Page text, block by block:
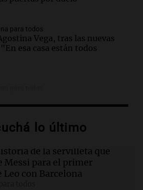
para todos
Vega, tras las nuevas
esa casa están todos
con Rony Vargas en 2007
el Sanatorio Centro la muerte de
lo último
de la servilleta que
Messi para el primer
Leo con Barcelona